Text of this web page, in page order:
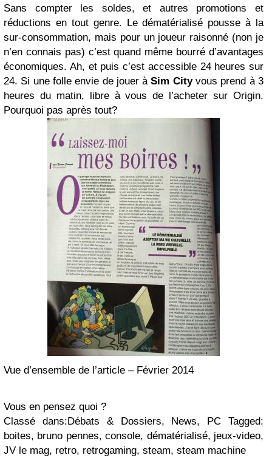
Sans compter les soldes, et autres promotions et
réductions en tout genre. Le dématérialisé pousse à la
sur-consommation, mais pour un joueur raisonné (non je
n’en connais pas) c’est quand même bourré d’avantages
économiques. Ah, et puis c’est accessible 24 heures sur
24. Si une folle envie de jouer àSim Cityvous prend à 3
heures du matin, libre à vous de l’acheter sur Origin.
Pourquoi pas après tout?
Vue d’ensemble de l’article – Février 2014
Vous en pensez quoi ?
Classé dans:Débats & Dossiers, News, PC Tagged:
boites, bruno pennes, console, dématérialisé, jeux-video,
JV le mag, retro, retrogaming, steam, steam machine